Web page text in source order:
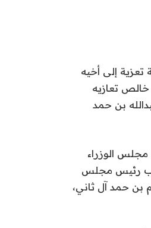
إلى أخيه
تعازيه
بن حمد
الوزراء
رئيس مجلس
بن حمد آل ثاني،